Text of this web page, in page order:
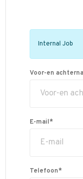
Internal Job
Voor-en
E-mail*
Telefoon*